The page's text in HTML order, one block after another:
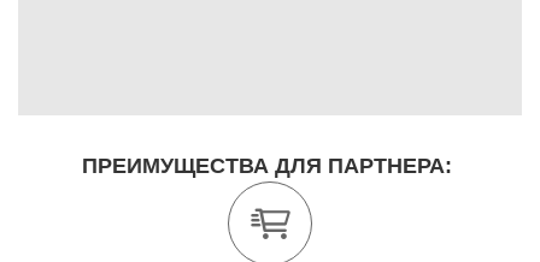
ПРЕИМУЩЕСТВА ДЛЯ ПАРТНЕРА: